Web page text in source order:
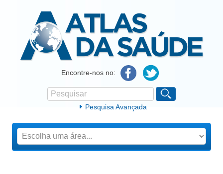
Atlas da SaúdeEncontre-nos no:
Formulário de procura
Pesquisar
Pesquisa Avançada